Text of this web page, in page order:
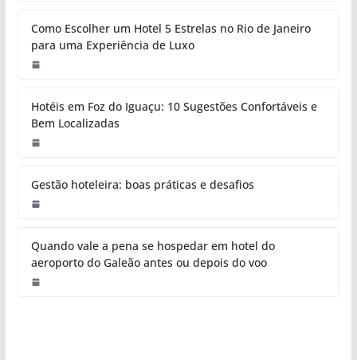
Como Escolher um Hotel 5 Estrelas no Rio de Janeiro
para uma Experiência de Luxo
Hotéis em Foz do Iguaçu: 10 Sugestões Confortáveis e
Bem Localizadas
Gestão hoteleira: boas práticas e desafios
Quando vale a pena se hospedar em hotel do
aeroporto do Galeão antes ou depois do voo